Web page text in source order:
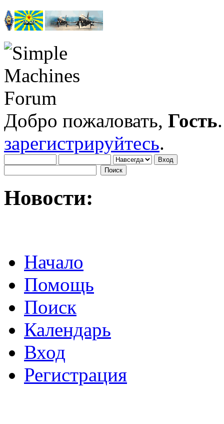
Добро пожаловать, Гость
зарегистрируйтесь.
Новости:
Начало
Помощь
Поиск
Календарь
Вход
Регистрация